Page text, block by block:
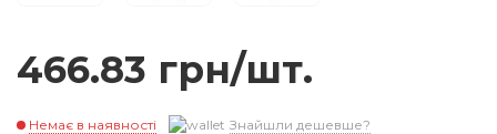
466.83 грн/шт.
Немає в наявності Знайшли дешевше?